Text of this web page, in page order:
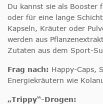
Du kannst sie als Booster
oder für eine lange
Kapseln, Kräuter oder
werden aus
Zutaten aus dem Sport-
Frag nach: Happy-Caps,
Energiekräutern wie
„Trippy“-Drogen: